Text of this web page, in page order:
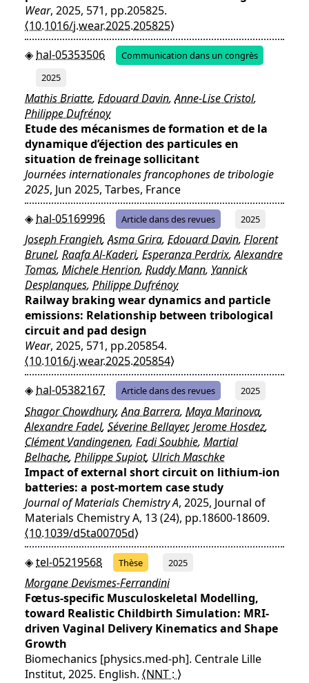
Wear, 2025, 571, pp.205825.
⟨10.1016/j.wear.2025.205825⟩
hal-05353506
Communication dans un congrès
2025
Mathis Briatte, Edouard Davin,Anne-Lise Cristol,
Philippe Dufrénoy
Etude des mécanismes de formation et de la
dynamique d’éjection des particules en
situation de freinage sollicitant
Journées internationales francophones de tribologie
2025, Jun 2025, Tarbes, France
hal-05169996
Article dans des revues 2025
Joseph Frangieh,Asma Grira, Edouard Davin, Florent
Brunel, Raafa Al-Kaderi, Esperanza Perdrix,Alexandre
Tomas, Michele Henrion, Ruddy Mann, Yannick
Desplanques, Philippe Dufrénoy
Railway braking wear dynamics and particle
emissions: Relationship between tribological
circuit and pad design
Wear, 2025, 571, pp.205854.
⟨10.1016/j.wear.2025.205854⟩
hal-05382167
Article dans des revues 2025
Shagor Chowdhury,Ana Barrera, Maya Marinova,
Alexandre Fadel, Séverine Bellayer, Jerome Hosdez,
Clément Vandingenen, Fadi Soubhie, Martial
Belhache, Philippe Supiot, Ulrich Maschke
Impact of external short circuit on lithium-ion
batteries: a post-mortem case study
Journal of Materials Chemistry A, 2025, Journal of
Materials Chemistry A, 13 (24), pp.18600-18609.
⟨10.1039/d5ta00705d⟩
tel-05219568
Thèse 2025
Morgane Devismes-Ferrandini
Fœtus-specific Musculoskeletal Modelling,
toward Realistic Childbirth Simulation: MRI-
driven Vaginal Delivery Kinematics and Shape
Growth
Biomechanics [physics.med-ph]. Centrale Lille
Institut, 2025. English. ⟨NNT : ⟩